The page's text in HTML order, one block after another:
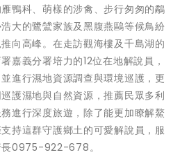
鴨科、萌樣的涉禽、步行匆匆的鷸
大的鷺鷥家族及黑腹燕鷗等候鳥紛
向高峰。在走訪觀海樓及千島湖的
嘉義分署培力的12位在地解說員，
進行濕地資源調查與環境巡護，更
護濕地與自然資源，推薦民眾多利
進行深度旅遊，除了能更加瞭解鰲
持這群守護鄉土的可愛解說員，服
長0975-922-678。